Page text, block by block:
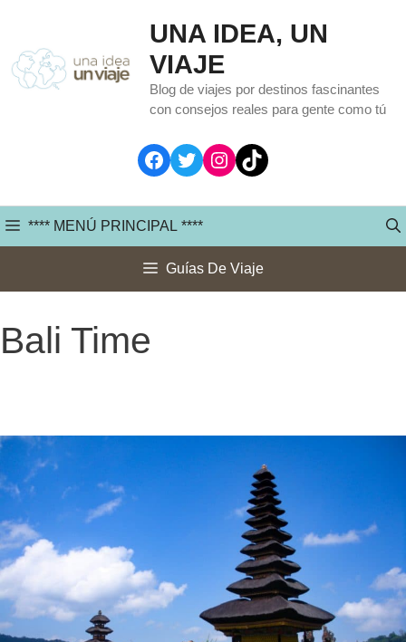
contenido
UNA IDEA, UN
VIAJE
Blog de viajes por destinos fascinantes
con consejos reales para gente como tú
Facebook
TwitterInstagram
TikTok
**** MENÚ PRINCIPAL ****
Guías De Viaje
Bali Time